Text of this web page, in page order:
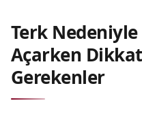
Terk Nedeniyle
Açarken
Gerekenler